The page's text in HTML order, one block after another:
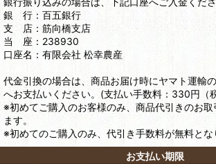
銀 行：百五銀行
支 店：筋向橋支店
当 座：238930
口座名：有限会社 松幸農産
代金引換の場合は、商品お届け時にヤマト運輸
へお支払いください。(支払い手数料：330円（
※初めてご購入のお客様のみ、商品代引きのお取
ます。
※初めてのご購入のみ、代引き手数料が無料とな
お支払い期限